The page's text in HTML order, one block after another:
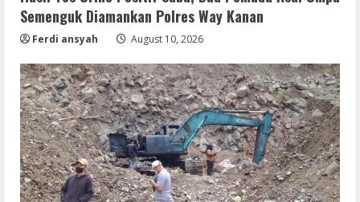
Semenguk Diamankan Polres Way Kanan
Ferdi ansyah August 10, 2026